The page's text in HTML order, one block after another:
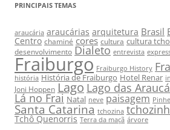
PRINCIPAIS TEMAS
araucária araucárias arquitetura Brasil
Centro chaminé cores cultura cultura
desenvolvimento Dialeto entrevista
Fraiburgo Fraiburgo History
história História de Fraiburgo Hotel Renar
Joni Hoppen Lago Lago das
Lá no Frai Natal neve paisagem
Santa Catarina tchozina
Tchô Quenorris Terra da maçã árvore